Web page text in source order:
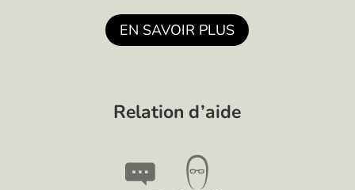
EN SAVOIR PLUS
Relation d’aide